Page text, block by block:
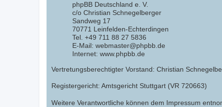
phpBB Deutschland e. V.
c/o Christian Schnegelberger
Sandweg 17
70771 Leinfelden-Echterdingen
Tel. +49 711 88 27 5836
E-Mail: webmaster@phpbb.de
Internet: www.phpbb.de
Vertretungsberechtigter Vorstand: Christian
Registergericht: Amtsgericht Stuttgart (VR 720663)
Weitere Verantwortliche können dem Impressum